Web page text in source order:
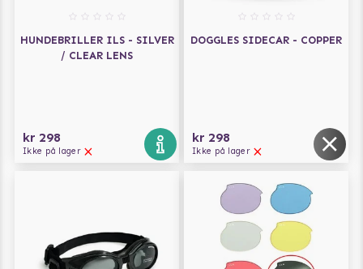
HUNDEBRILLER ILS - SILVER
/ CLEAR LENS
kr 298
Ikke på lager
DOGGLES SIDECAR - COPPER
kr 298
Ikke på lager